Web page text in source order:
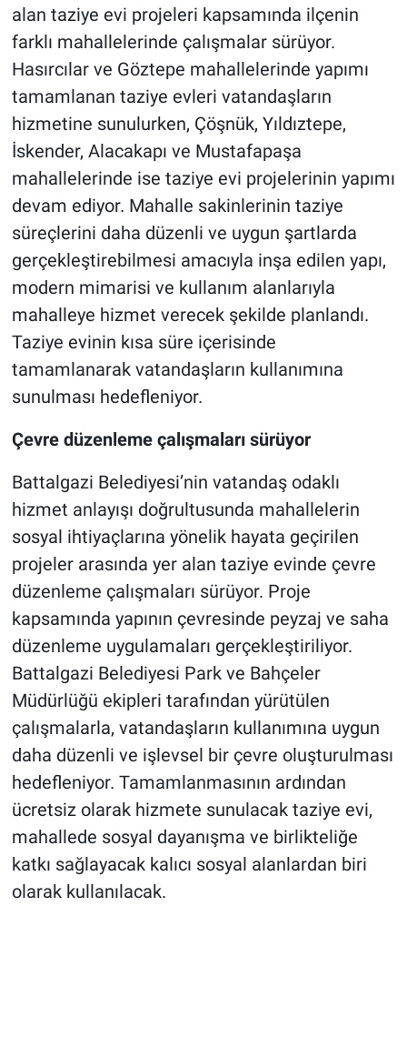
alan taziye evi projeleri kapsamında ilçenin
farklı mahallelerinde çalışmalar sürüyor.
Hasırcılar ve Göztepe mahallelerinde yapımı
tamamlanan taziye evleri vatandaşların
hizmetine sunulurken, Çöşnük, Yıldıztepe,
İskender, Alacakapı ve Mustafapaşa
mahallelerinde ise taziye evi projelerinin yapımı
devam ediyor. Mahalle sakinlerinin taziye
süreçlerini daha düzenli ve uygun şartlarda
gerçekleştirebilmesi amacıyla inşa edilen yapı,
modern mimarisi ve kullanım alanlarıyla
mahalleye hizmet verecek şekilde planlandı.
Taziye evinin kısa süre içerisinde
tamamlanarak vatandaşların kullanımına
sunulması hedefleniyor.
Çevre düzenleme çalışmaları sürüyor
Battalgazi Belediyesi’nin vatandaş odaklı
hizmet anlayışı doğrultusunda mahallelerin
sosyal ihtiyaçlarına yönelik hayata geçirilen
projeler arasında yer alan taziye evinde çevre
düzenleme çalışmaları sürüyor. Proje
kapsamında yapının çevresinde peyzaj ve saha
düzenleme uygulamaları gerçekleştiriliyor.
Battalgazi Belediyesi Park ve Bahçeler
Müdürlüğü ekipleri tarafından yürütülen
çalışmalarla, vatandaşların kullanımına uygun
daha düzenli ve işlevsel bir çevre oluşturulması
hedefleniyor. Tamamlanmasının ardından
ücretsiz olarak hizmete sunulacak taziye evi,
mahallede sosyal dayanışma ve birlikteliğe
katkı sağlayacak kalıcı sosyal alanlardan biri
olarak kullanılacak.